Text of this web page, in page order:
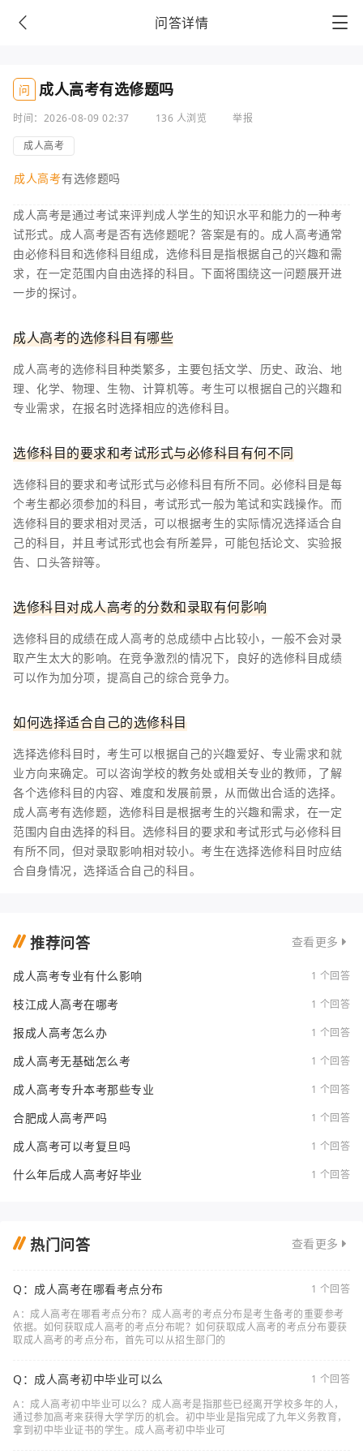
问答详情
问 成人高考有选修题吗
时间：2026-08-09 02:37 136 人浏览
举报
成人高考
成人高考有选修题吗
成人高考是通过考试来评判成人学生的知识水平和能力的一种考
试形式。成人高考是否有选修题呢？答案是有的。成人高考通常
由必修科目和选修科目组成，选修科目是指根据自己的兴趣和需
求，在一定范围内自由选择的科目。下面将围绕这一问题展开进
一步的探讨。
成人高考的选修科目有哪些
成人高考的选修科目种类繁多，主要包括文学、历史、政治、地
理、化学、物理、生物、计算机等。考生可以根据自己的兴趣和
专业需求，在报名时选择相应的选修科目。
选修科目的要求和考试形式与必修科目有何不同
选修科目的要求和考试形式与必修科目有所不同。必修科目是每
个考生都必须参加的科目，考试形式一般为笔试和实践操作。而
选修科目的要求相对灵活，可以根据考生的实际情况选择适合自
己的科目，并且考试形式也会有所差异，可能包括论文、实验报
告、口头答辩等。
选修科目对成人高考的分数和录取有何影响
选修科目的成绩在成人高考的总成绩中占比较小，一般不会对录
取产生太大的影响。在竞争激烈的情况下，良好的选修科目成绩
可以作为加分项，提高自己的综合竞争力。
如何选择适合自己的选修科目
选择选修科目时，考生可以根据自己的兴趣爱好、专业需求和就
业方向来确定。可以咨询学校的教务处或相关专业的教师，了解
各个选修科目的内容、难度和发展前景，从而做出合适的选择。
成人高考有选修题，选修科目是根据考生的兴趣和需求，在一定
范围内自由选择的科目。选修科目的要求和考试形式与必修科目
有所不同，但对录取影响相对较小。考生在选择选修科目时应结
合自身情况，选择适合自己的科目。
推荐问答 查看更多
成人高考专业有什么影响 1 个回答
枝江成人高考在哪考 1 个回答
报成人高考怎么办 1 个回答
成人高考无基础怎么考 1 个回答
成人高考专升本考那些专业 1 个回答
合肥成人高考严吗 1 个回答
成人高考可以考复旦吗 1 个回答
什么年后成人高考好毕业 1 个回答
热门问答 查看更多
Q：成人高考在哪看考点分布
1 个回答
A：成人高考在哪看考点分布？成人高考的考点分布是考生备考的重要参考
依据。如何获取成人高考的考点分布呢？如何获取成人高考的考点分布要获
取成人高考的考点分布，首先可以从招生部门的
Q：成人高考初中毕业可以么
1 个回答
A：成人高考初中毕业可以么？成人高考是指那些已经离开学校多年的人，
通过参加高考来获得大学学历的机会。初中毕业是指完成了九年义务教育，
拿到初中毕业证书的学生。成人高考初中毕业可